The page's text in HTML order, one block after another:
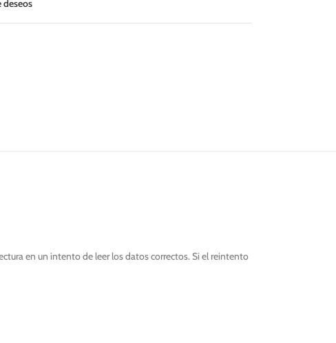
deseos
en un intento de leer los datos correctos. Si el reintento